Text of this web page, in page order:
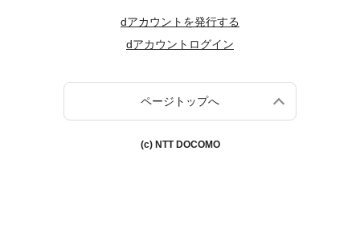
dアカウントを発行する
dアカウントログイン
ページトップへ
(c) NTT DOCOMO